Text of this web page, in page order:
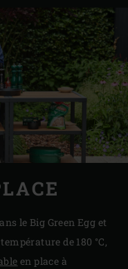
le Big Green Egg et
de 180 °C,
en place à